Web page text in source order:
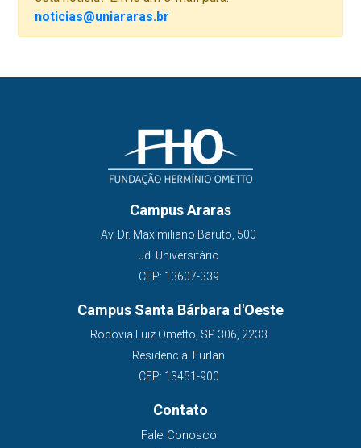
noticias@uniararas.br
Campus Araras
Av. Dr. Maximiliano Baruto, 500
Jd. Universitário
CEP: 13607-339
Campus Santa Bárbara d'Oeste
Rodovia Luiz Ometto, SP 306, 2233
Residencial Furlan
CEP: 13451-900
Contato
Fale Conosco